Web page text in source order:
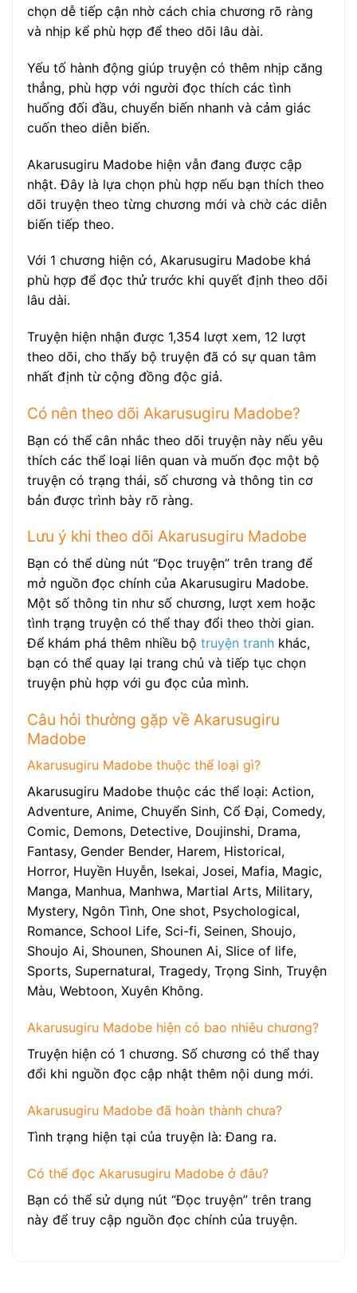
chọn dễ tiếp cận nhờ cách chia chương rõ ràng
và nhịp kể phù hợp để theo dõi lâu dài.
Yếu tố hành động giúp truyện có thêm nhịp căng
thẳng, phù hợp với người đọc thích các tình
huống đối đầu, chuyển biến nhanh và cảm giác
cuốn theo diễn biến.
Akarusugiru Madobe hiện vẫn đang được cập
nhật. Đây là lựa chọn phù hợp nếu bạn thích theo
dõi truyện theo từng chương mới và chờ các diễn
biến tiếp theo.
Với 1 chương hiện có, Akarusugiru Madobe khá
phù hợp để đọc thử trước khi quyết định theo dõi
lâu dài.
Truyện hiện nhận được 1,354 lượt xem, 12 lượt
theo dõi, cho thấy bộ truyện đã có sự quan tâm
nhất định từ cộng đồng độc giả.
Có nên theo dõi Akarusugiru Madobe?
Bạn có thể cân nhắc theo dõi truyện này nếu yêu
thích các thể loại liên quan và muốn đọc một bộ
truyện có trạng thái, số chương và thông tin cơ
bản được trình bày rõ ràng.
Lưu ý khi theo dõi Akarusugiru Madobe
Bạn có thể dùng nút “Đọc truyện” trên trang để
mở nguồn đọc chính của Akarusugiru Madobe.
Một số thông tin như số chương, lượt xem hoặc
tình trạng truyện có thể thay đổi theo thời gian.
Để khám phá thêm nhiều bộ truyện tranh khác,
bạn có thể quay lại trang chủ và tiếp tục chọn
truyện phù hợp với gu đọc của mình.
Câu hỏi thường gặp về Akarusugiru
Madobe
Akarusugiru Madobe thuộc thể loại gì?
Akarusugiru Madobe thuộc các thể loại: Action,
Adventure, Anime, Chuyển Sinh, Cổ Đại, Comedy,
Comic, Demons, Detective, Doujinshi, Drama,
Fantasy, Gender Bender, Harem, Historical,
Horror, Huyền Huyễn, Isekai, Josei, Mafia, Magic,
Manga, Manhua, Manhwa, Martial Arts, Military,
Mystery, Ngôn Tình, One shot, Psychological,
Romance, School Life, Sci-fi, Seinen, Shoujo,
Shoujo Ai, Shounen, Shounen Ai, Slice of life,
Sports, Supernatural, Tragedy, Trọng Sinh, Truyện
Màu, Webtoon, Xuyên Không.
Akarusugiru Madobe hiện có bao nhiêu chương?
Truyện hiện có 1 chương. Số chương có thể thay
đổi khi nguồn đọc cập nhật thêm nội dung mới.
Akarusugiru Madobe đã hoàn thành chưa?
Tình trạng hiện tại của truyện là: Đang ra.
Có thể đọc Akarusugiru Madobe ở đâu?
Bạn có thể sử dụng nút “Đọc truyện” trên trang
này để truy cập nguồn đọc chính của truyện.